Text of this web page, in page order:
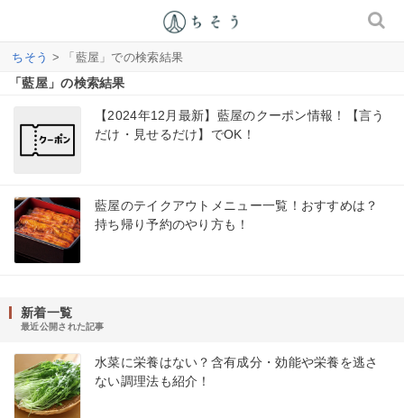
ちそう > 「藍屋」での検索結果
「藍屋」の検索結果
【2024年12月最新】藍屋のクーポン情報！【言う
だけ・見せるだけ】でOK！
藍屋のテイクアウトメニュー一覧！おすすめは？
持ち帰り予約のやり方も！
新着一覧
最近公開された記事
水菜に栄養はない？含有成分・効能や栄養を逃さ
ない調理法も紹介！